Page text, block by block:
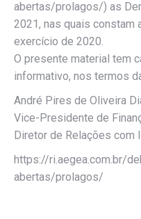
abertas/prolagos/) as
2021, nas quais constam
exercício de 2020.
O presente material tem
informativo, nos termos
André Pires de Oliveira
Vice-Presidente de
Diretor de Relações com
https://ri.aegea.com.br/
abertas/prolagos/